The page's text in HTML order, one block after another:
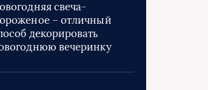
свеча-
– отличный
декорировать
вечеринку